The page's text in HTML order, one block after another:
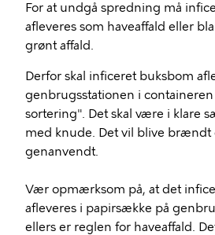
For at undgå spredning må
afleveres som haveaffald eller
grønt affald.
Derfor skal inficeret buksbom
genbrugsstationen i
sortering". Det skal være i klare
med knude. Det vil blive brændt
genanvendt.
Vær opmærksom på, at det
afleveres i papirsække på
ellers er reglen for haveaffald.